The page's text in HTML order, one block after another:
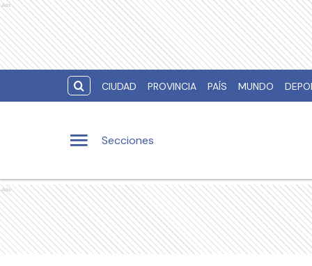
Ads
CIUDAD PROVINCIA PAÍS MUNDO
Secciones
Ads